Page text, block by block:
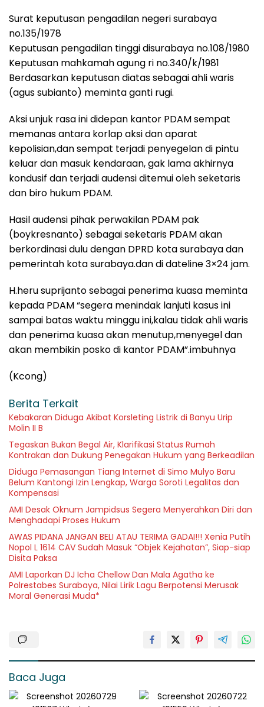
Surat keputusan pengadilan negeri surabaya
no.135/1978
Keputusan pengadilan tinggi disurabaya no.108/1980
Keputusan mahkamah agung ri no.340/k/1981
Berdasarkan keputusan diatas sebagai ahli waris
(agus subianto) meminta ganti rugi.
Aksi unjuk rasa ini didepan kantor PDAM sempat
memanas antara korlap aksi dan aparat
kepolisian,dan sempat terjadi penyegelan di pintu
keluar dan masuk kendaraan, gak lama akhirnya
kondusif dan terjadi audensi ditemui oleh seketaris
dan biro hukum PDAM.
Hasil audensi pihak perwakilan PDAM pak
(boykresnanto) sebagai seketaris PDAM akan
berkordinasi dulu dengan DPRD kota surabaya dan
pemerintah kota surabaya.dan di dateline 3×24 jam.
H.heru suprijanto sebagai penerima kuasa meminta
kepada PDAM “segera menindak lanjuti kasus ini
sampai batas waktu minggu ini,kalau tidak ahli waris
dan penerima kuasa akan menutup,menyegel dan
akan membikin posko di kantor PDAM”.imbuhnya
(Kcong)
Berita Terkait
Kebakaran Diduga Akibat Korsleting Listrik di Banyu Urip
Molin II B
Tegaskan Bukan Begal Air, Klarifikasi Status Rumah
Kontrakan dan Dukung Penegakan Hukum yang Berkeadilan
Diduga Pemasangan Tiang Internet di Simo Mulyo Baru
Belum Kantongi Izin Lengkap, Warga Soroti Legalitas dan
Kompensasi
AMI Desak Oknum Jampidsus Segera Menyerahkan Diri dan
Menghadapi Proses Hukum
AWAS PIDANA JANGAN BELI ATAU TERIMA GADAI!!! Xenia Putih
Nopol L 1614 CAV Sudah Masuk “Objek Kejahatan”, Siap-siap
Disita Paksa
AMI Laporkan DJ Icha Chellow Dan Mala Agatha ke
Polrestabes Surabaya, Nilai Lirik Lagu Berpotensi Merusak
Moral Generasi Muda*
Baca Juga